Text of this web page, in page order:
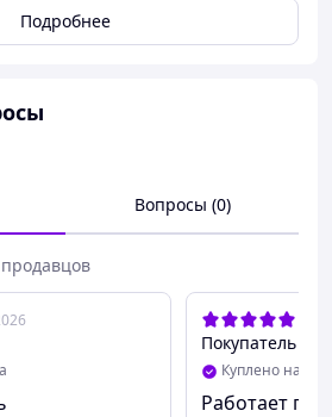
двери до 160 °.
крепежа и подробной
нагрузку на доводчик.
Подробнее
Вопросы (0)
Покупатель
Куплено на
Работает